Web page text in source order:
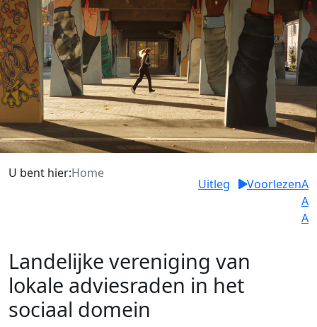
U bent hier:Home
Uitleg VoorlezenA
A
A
Landelijke vereniging van
lokale adviesraden in het
sociaal domein